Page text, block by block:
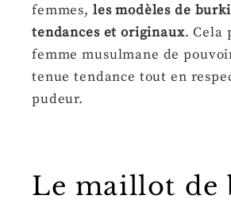
femmes, les modèles de
tendances et originaux. Cela
femme musulmane de
tenue tendance tout en
pudeur.
Le maillot de